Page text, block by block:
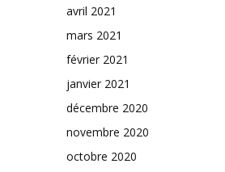
avril 2021
mars 2021
février 2021
janvier 2021
décembre 2020
novembre 2020
octobre 2020